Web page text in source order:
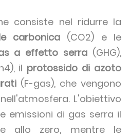
consiste nel ridurre la
carbonica (CO2) e le
a effetto serra (GHG),
il protossido di azoto
(F-gas), che vengono
L'obiettivo
emissioni di gas serra il
allo zero, mentre le